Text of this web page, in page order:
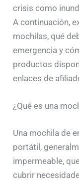
crisis como
A continuación,
mochilas, qué
emergencia y
productos
enlaces de
¿Qué es una
Una mochila de
portátil,
impermeable,
cubrir